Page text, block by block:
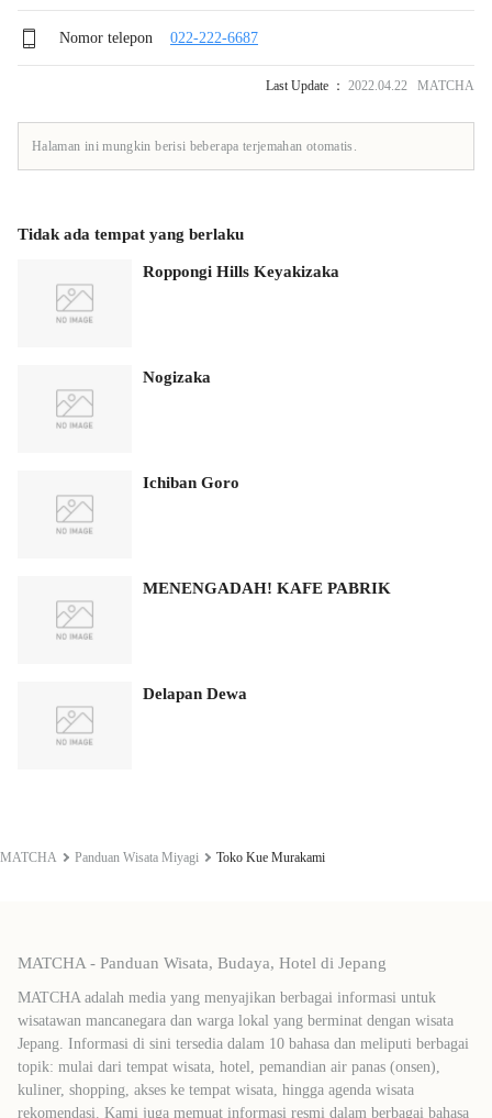
Nomor telepon 022-222-6687
Last Update ： 2022.04.22 MATCHA
Halaman ini mungkin berisi beberapa terjemahan otomatis.
Tidak ada tempat yang berlaku
Roppongi Hills Keyakizaka
Nogizaka
Ichiban Goro
MENENGADAH! KAFE PABRIK
Delapan Dewa
MATCHA Panduan Wisata Miyagi Toko Kue Murakami
MATCHA - Panduan Wisata, Budaya, Hotel di Jepang
MATCHA adalah media yang menyajikan berbagai informasi untuk
wisatawan mancanegara dan warga lokal yang berminat dengan wisata
Jepang. Informasi di sini tersedia dalam 10 bahasa dan meliputi berbagai
topik: mulai dari tempat wisata, hotel, pemandian air panas (onsen),
kuliner, shopping, akses ke tempat wisata, hingga agenda wisata
rekomendasi. Kami juga memuat informasi resmi dalam berbagai bahasa